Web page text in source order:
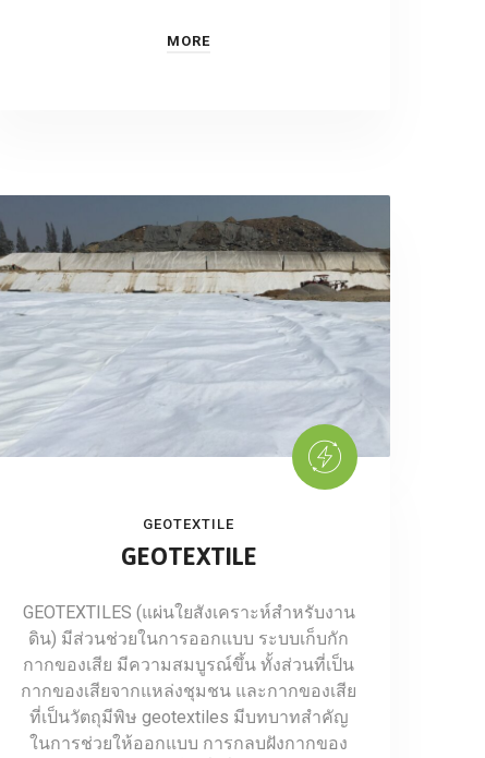
MORE
GEOTEXTILE
GEOTEXTILE
GEOTEXTILES (แผ่นใยสังเคราะห์สำหรับงาน
ดิน) มีส่วนช่วยในการออกแบบ ระบบเก็บกัก
กากของเสีย มีความสมบูรณ์ขึ้น ทั้งส่วนที่เป็น
กากของเสียจากแหล่งชุมชน และกากของเสีย
ที่เป็นวัตถุมีพิษ geotextiles มีบทบาทสำคัญ
ในการช่วยให้ออกแบบ การกลบฝังกากของ